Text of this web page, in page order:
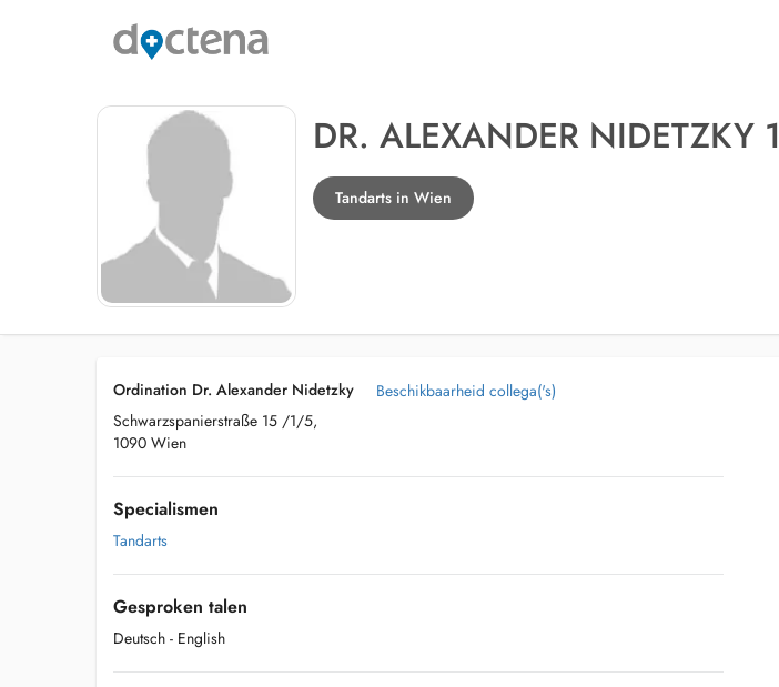
DR. ALEXANDER NIDETZKY 1
Tandarts in Wien
Ordination Dr. Alexander Nidetzky
Schwarzspanierstraße 15 /1/5,
1090 Wien
Beschikbaarheid collega('s)
Specialismen
Tandarts
Gesproken talen
Deutsch - English